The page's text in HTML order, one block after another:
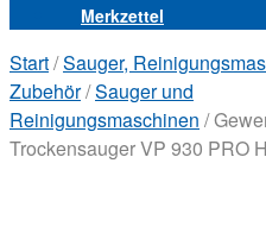
Merkzettel
Start/Sauger,
Zubehör/Sauger und
Reinigungsmaschinen /
Trockensauger VP 930 PRO